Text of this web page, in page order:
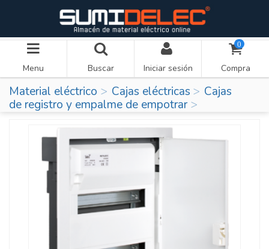
Menu Buscar Iniciar sesión
0
Compra
Material eléctrico Cajas eléctricas
Cajas
de registro y empalme de empotrar